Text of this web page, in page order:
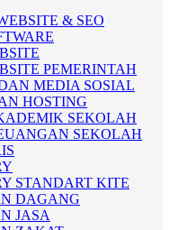
& SEO
PEMERINTAH
MEDIA SOSIAL
HOSTING
SEKOLAH
SEKOLAH
STANDART KITE
DAGANG
JASA